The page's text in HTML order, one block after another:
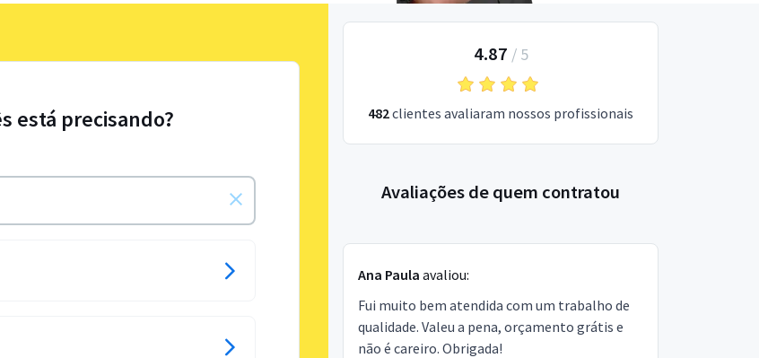
está precisando?
4.87 / 5
482clientes avaliaram nossos profissionais
Avaliações de quem contratou
Ana Paula avaliou:
Fui muito bem atendida com um trabalho de
qualidade. Valeu a pena, orçamento grátis e
não é careiro. Obrigada!